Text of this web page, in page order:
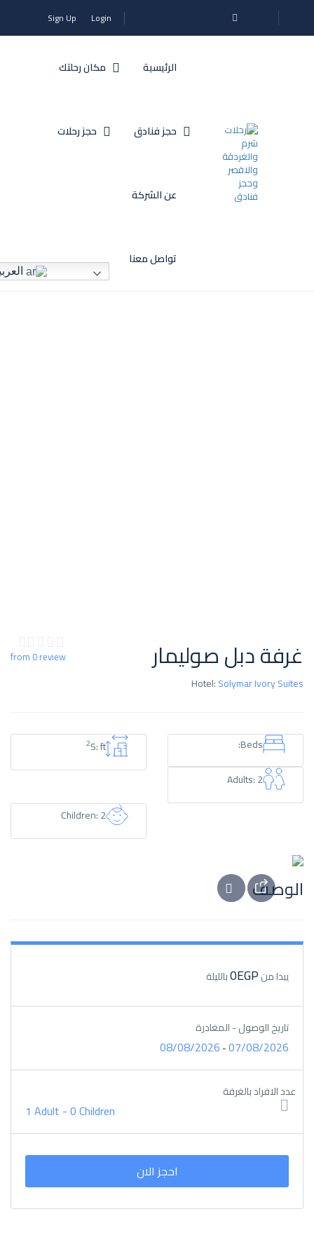
Login
Sign Up
الرئيسية مكان رحلتك
حجز فنادق حجز رحلات
عن الشركة
تواصل معنا
غرفة دبل صوليمار
Hotel:Solymar Ivory Suites
from 0 review
S: ft
2
Beds:
Adults: 2
Children: 2
الوصف
يبدا من0EGPبالليلة
تاريخ الوصول - المغادرة
07/08/2026
-
08/08/2026
عدد الافراد بالغرفة
1 Adult -0 Children
احجز الان